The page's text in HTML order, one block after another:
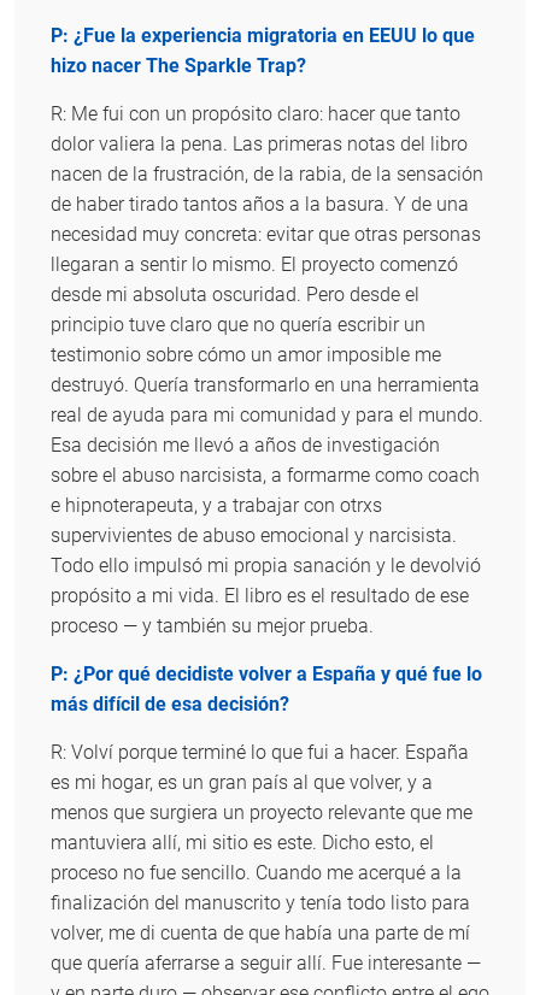
P: ¿Fue la experiencia migratoria en EEUU lo que
hizo nacer The Sparkle Trap?
R: Me fui con un propósito claro: hacer que tanto
dolor valiera la pena. Las primeras notas del libro
nacen de la frustración, de la rabia, de la sensación
de haber tirado tantos años a la basura. Y de una
necesidad muy concreta: evitar que otras personas
llegaran a sentir lo mismo. El proyecto comenzó
desde mi absoluta oscuridad. Pero desde el
principio tuve claro que no quería escribir un
testimonio sobre cómo un amor imposible me
destruyó. Quería transformarlo en una herramienta
real de ayuda para mi comunidad y para el mundo.
Esa decisión me llevó a años de investigación
sobre el abuso narcisista, a formarme como coach
e hipnoterapeuta, y a trabajar con otrxs
supervivientes de abuso emocional y narcisista.
Todo ello impulsó mi propia sanación y le devolvió
propósito a mi vida. El libro es el resultado de ese
proceso — y también su mejor prueba.
P: ¿Por qué decidiste volver a España y qué fue lo
más difícil de esa decisión?
R: Volví porque terminé lo que fui a hacer. España
es mi hogar, es un gran país al que volver, y a
menos que surgiera un proyecto relevante que me
mantuviera allí, mi sitio es este. Dicho esto, el
proceso no fue sencillo. Cuando me acerqué a la
finalización del manuscrito y tenía todo listo para
volver, me di cuenta de que había una parte de mí
que quería aferrarse a seguir allí. Fue interesante —